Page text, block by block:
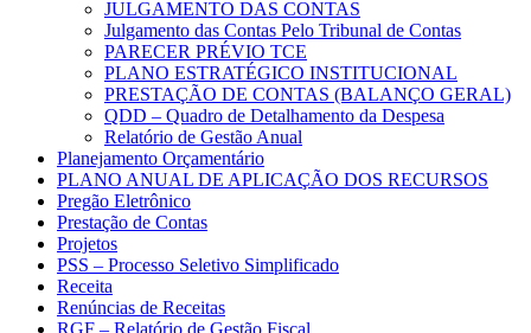
JULGAMENTO DAS CONTAS
Julgamento das Contas Pelo Tribunal de Contas
PARECER PRÉVIO TCE
PLANO ESTRATÉGICO INSTITUCIONAL
PRESTAÇÃO DE CONTAS (BALANÇO GERAL)
QDD – Quadro de Detalhamento da Despesa
Relatório de Gestão Anual
Planejamento Orçamentário
PLANO ANUAL DE APLICAÇÃO DOS RECURSOS
Pregão Eletrônico
Prestação de Contas
Projetos
PSS – Processo Seletivo Simplificado
Receita
Renúncias de Receitas
RGF – Relatório de Gestão Fiscal